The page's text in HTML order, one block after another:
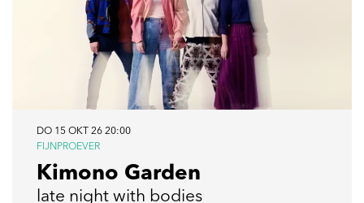
Kimono Garden
late night with bodies
FIJNPROEVER
DO 15 OKT 26 20:00